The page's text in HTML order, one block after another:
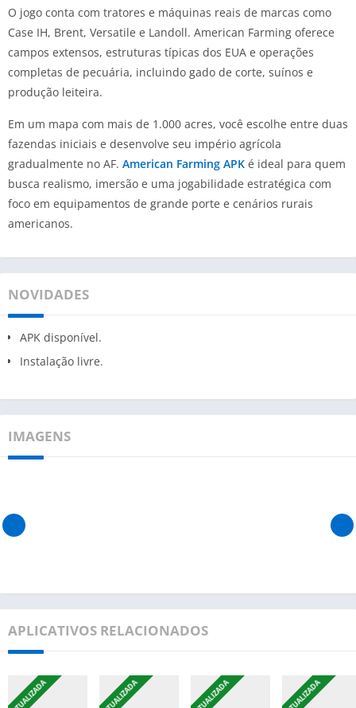
O jogo conta com tratores e máquinas reais de marcas como
Case IH, Brent, Versatile e Landoll. American Farming oferece
campos extensos, estruturas típicas dos EUA e operações
completas de pecuária, incluindo gado de corte, suínos e
produção leiteira.
Em um mapa com mais de 1.000 acres, você escolhe entre duas
fazendas iniciais e desenvolve seu império agrícola
gradualmente no AF. American Farming APK é ideal para quem
busca realismo, imersão e uma jogabilidade estratégica com
foco em equipamentos de grande porte e cenários rurais
americanos.
NOVIDADES
APK disponível.
Instalação livre.
IMAGENS
APLICATIVOS RELACIONADOS
ATUALIZADA ATUALIZADA ATUALIZADA ATUALIZADA